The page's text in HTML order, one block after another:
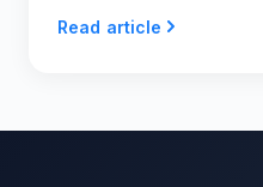
にする方法を学びましょう
Read article